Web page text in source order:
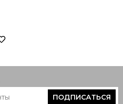
ПОДПИСАТЬСЯ